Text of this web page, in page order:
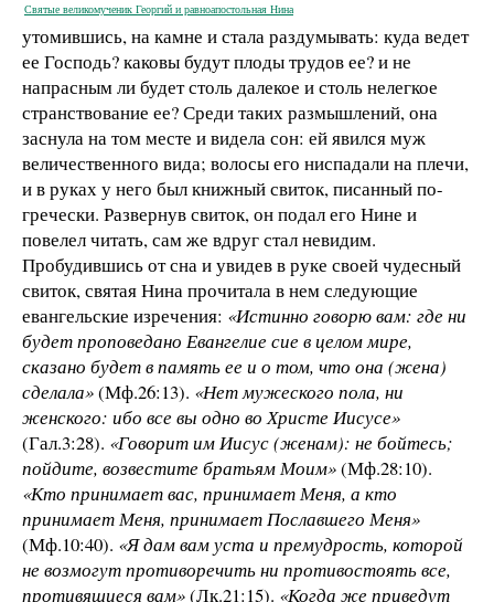
Святые великомученик Георгий и равноапостольная Нина
утомившись, на камне и стала раздумывать: куда ведет
ее Господь? каковы будут плоды трудов ее? и не
напрасным ли будет столь далекое и столь нелегкое
странствование ее? Среди таких размышлений, она
заснула на том месте и видела сон: ей явился муж
величественного вида; волосы его ниспадали на плечи,
и в руках у него был книжный свиток, писанный по-
гречески. Развернув свиток, он подал его Нине и
повелел читать, сам же вдруг стал невидим.
Пробудившись от сна и увидев в руке своей чудесный
свиток, святая Нина прочитала в нем следующие
евангельские изречения: «Истинно говорю вам: где ни
будет проповедано Евангелие сие в целом мире,
сказано будет в память ее и о том, что она (жена)
сделала»(Мф.26:13). «Нет мужеского пола, ни
женского: ибо все вы одно во Христе Иисусе»
(Гал.3:28). «Говорит им Иисус (женам): не бойтесь;
пойдите, возвестите братьям Моим»(Мф.28:10).
«Кто принимает вас, принимает Меня, а кто
принимает Меня, принимает Пославшего Меня»
(Мф.10:40). «Я дам вам уста и премудрость, которой
не возмогут противоречить ни противостоять все,
противящиеся вам»(Лк.21:15). «Когда же приведут